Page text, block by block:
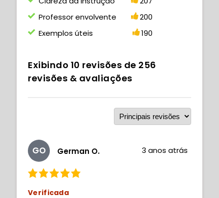
Professor envolvente
200
Exemplos úteis
190
Exibindo 10 revisões de 256
revisões & avaliações
GO German O. 3 anos atrás
Verificada